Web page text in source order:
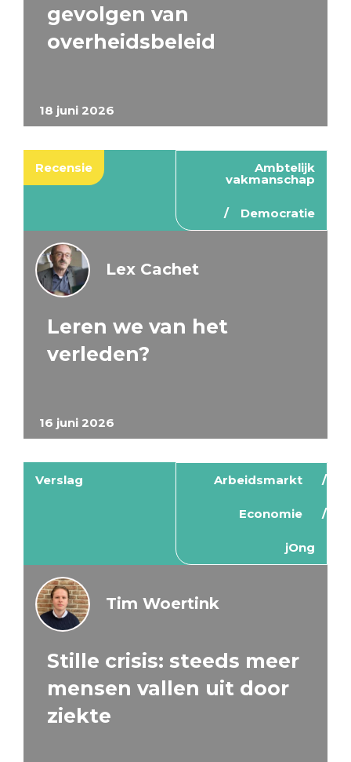
18 juni 2026
gevolgen van
overheidsbeleid
Recensie Ambtelijk
vakmanschap
Democratie
16 juni 2026
Lex Cachet
Leren we van het
verleden?
Verslag Arbeidsmarkt
Economie
jOng
Tim Woertink
Stille crisis: steeds meer
mensen vallen uit door
ziekte